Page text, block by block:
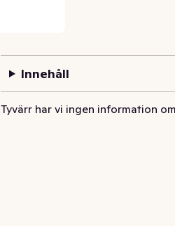
Innehåll
Tyvärr har vi ingen information